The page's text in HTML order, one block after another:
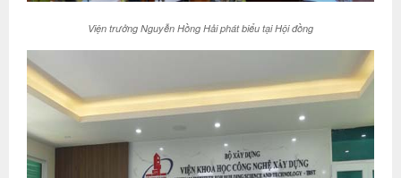
Viện trưởng Nguyễn Hồng Hải phát biểu tại Hội đồng